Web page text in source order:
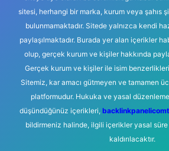
sitesi, herhangi bir marka, kurum veya şahıs
bulunmamaktadır. Sitede yalnızca kendi
paylaşılmaktadır. Burada yer alan içerikler
olup, gerçek kurum ve kişiler hakkında
Gerçek kurum ve kişiler ile isim
Sitemiz, kar amacı gütmeyen ve tamamen
platformudur. Hukuka ve yasal
düşündüğünüz içerikleri,
bildirmeniz halinde, ilgili içerikler yasal
kaldırılacaktır.